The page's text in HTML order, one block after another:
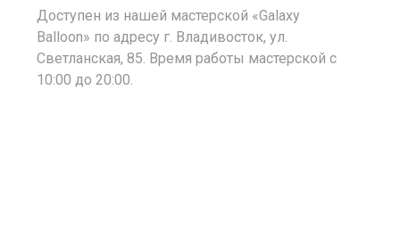
Доступен из нашей мастерской «Galaxy
Balloon» по адресу г. Владивосток, ул.
Светланская, 85. Время работы мастерской с
10:00 до 20:00.